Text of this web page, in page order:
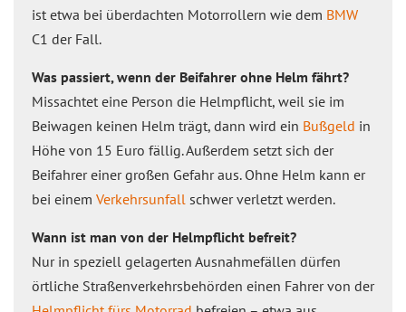
ist etwa bei überdachten Motorrollern wie dem BMW
C1 der Fall.
Was passiert, wenn der Beifahrer ohne Helm fährt?
Missachtet eine Person die Helmpflicht, weil sie im
Beiwagen keinen Helm trägt, dann wird ein Bußgeld in
Höhe von 15 Euro fällig. Außerdem setzt sich der
Beifahrer einer großen Gefahr aus. Ohne Helm kann er
bei einem Verkehrsunfall schwer verletzt werden.
Wann ist man von der Helmpflicht befreit?
Nur in speziell gelagerten Ausnahmefällen dürfen
örtliche Straßenverkehrsbehörden einen Fahrer von der